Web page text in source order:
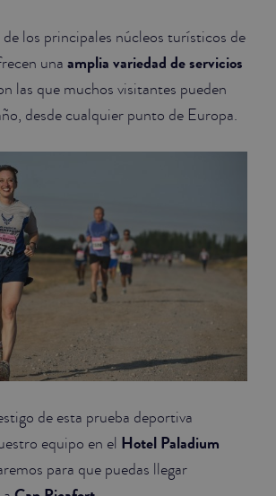
los principales núcleos turísticos de
una amplia variedad de servicios
las que muchos visitantes pueden
desde cualquier punto de Europa.
de esta prueba deportiva
equipo en el Hotel Paladium
para que puedas llegar